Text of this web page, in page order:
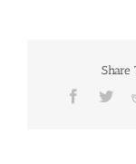
Share
Facebook